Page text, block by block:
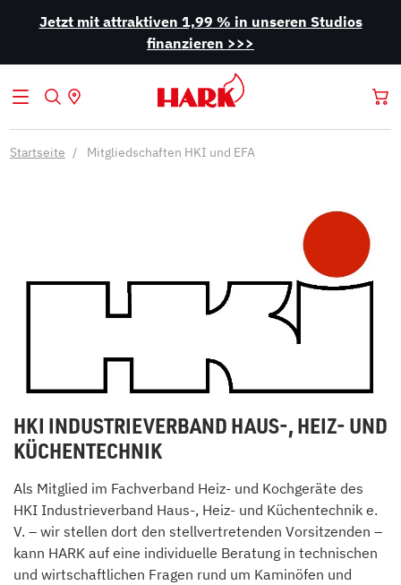
Jetzt mit attraktiven 1,99 % in unseren Studios
finanzieren >>>
Startseite Mitgliedschaften HKI und EFA
HKI INDUSTRIEVERBAND HAUS-, HEIZ- UND
KÜCHENTECHNIK
Als Mitglied im Fachverband Heiz- und Kochgeräte des
HKI Industrieverband Haus-, Heiz- und Küchentechnik e.
V. – wir stellen dort den stellvertretenden Vorsitzenden –
kann HARK auf eine individuelle Beratung in technischen
und wirtschaftlichen Fragen rund um Kaminöfen und